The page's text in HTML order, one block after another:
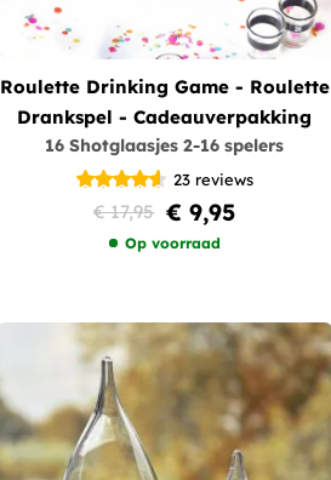
Roulette Drinking Game - Roulette
Drankspel - Cadeauverpakking
16 Shotglaasjes 2-16 spelers
23 reviews
€ 9,95
€ 17,95
Op voorraad